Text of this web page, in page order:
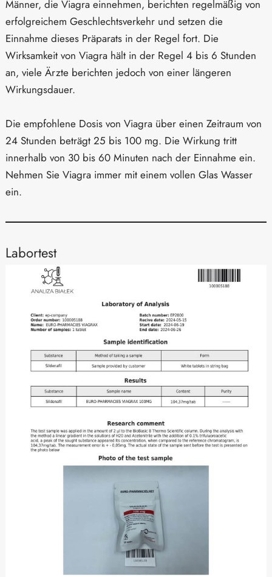
Männer, die Viagra einnehmen, berichten regelmäßig von
erfolgreichem Geschlechtsverkehr und setzen die
Einnahme dieses Präparats in der Regel fort. Die
Wirksamkeit von Viagra hält in der Regel 4 bis 6 Stunden
an, viele Ärzte berichten jedoch von einer längeren
Wirkungsdauer.
Die empfohlene Dosis von Viagra über einen Zeitraum von
24 Stunden beträgt 25 bis 100 mg. Die Wirkung tritt
innerhalb von 30 bis 60 Minuten nach der Einnahme ein.
Nehmen Sie Viagra immer mit einem vollen Glas Wasser
ein.
Labortest